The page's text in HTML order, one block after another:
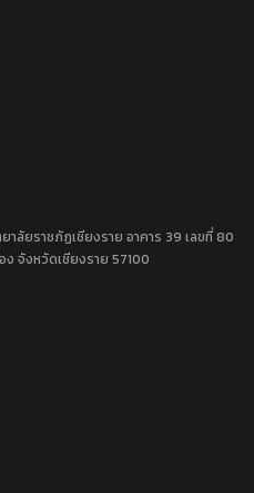
าลัยราชภัฏเชียงราย อาคาร 39 เลขที่ 80
จังหวัดเชียงราย 57100